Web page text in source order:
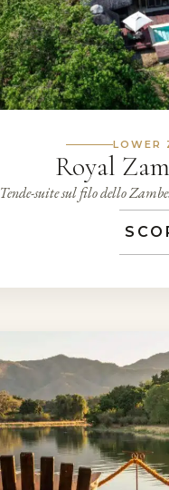
LOWER
Royal
Tende-suite sul filo dello